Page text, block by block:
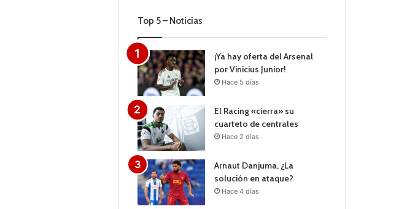
Top 5 – Noticias
¡Ya hay oferta del Arsenal
por Vinicius Junior!
Hace 5 días
El Racing «cierra» su
cuarteto de centrales
Hace 2 días
Arnaut Danjuma, ¿La
solución en ataque?
Hace 4 días